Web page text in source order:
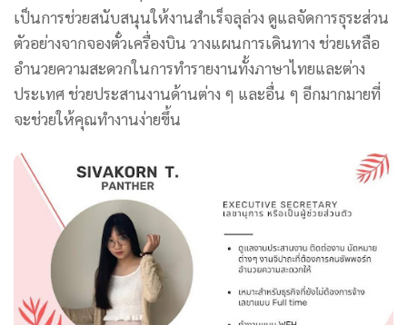
เป็นการช่วยสนับสนุนให้งานสำเร็จลุล่วง ดูแลจัดการธุระส่วน
ตัวอย่างจากจองตั๋วเครื่องบิน วางแผนการเดินทาง ช่วยเหลือ
อำนวยความสะดวกในการทำรายงานทั้งภาษาไทยและต่าง
ประเทศ ช่วยประสานงานด้านต่าง ๆ และอื่น ๆ อีกมากมายที่
จะช่วยให้คุณทำงานง่ายขึ้น